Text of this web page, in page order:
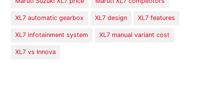
XL7 automatic gearbox XL7 design XL7 features
XL7 infotainment system XL7 manual variant cost
XL7 vs Innova